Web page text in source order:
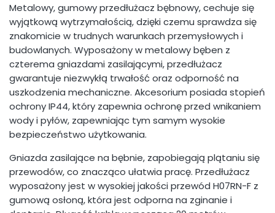
Metalowy, gumowy przedłużacz bębnowy, cechuje się
wyjątkową wytrzymałością, dzięki czemu sprawdza się
znakomicie w trudnych warunkach przemysłowych i
budowlanych. Wyposażony w metalowy bęben z
czterema gniazdami zasilającymi, przedłużacz
gwarantuje niezwykłą trwałość oraz odporność na
uszkodzenia mechaniczne. Akcesorium posiada stopień
ochrony IP44, który zapewnia ochronę przed wnikaniem
wody i pyłów, zapewniając tym samym wysokie
bezpieczeństwo użytkowania.
Gniazda zasilające na bębnie, zapobiegają plątaniu się
przewodów, co znacząco ułatwia pracę. Przedłużacz
wyposażony jest w wysokiej jakości przewód H07RN-F z
gumową osłoną, która jest odporna na zginanie i